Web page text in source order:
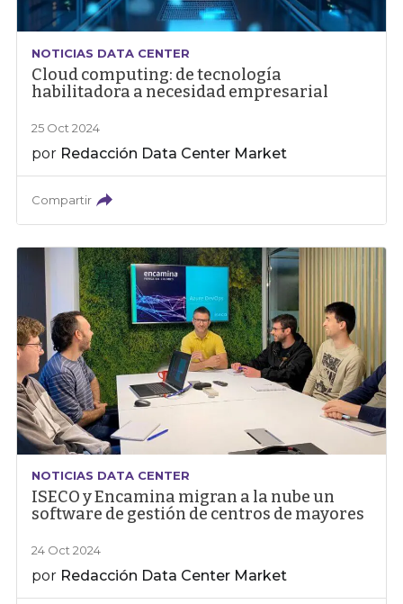
NOTICIAS DATA CENTER
Cloud computing: de tecnología
habilitadora a necesidad empresarial
25 Oct 2024
por Redacción Data Center Market
Compartir
NOTICIAS DATA CENTER
ISECO y Encamina migran a la nube un
software de gestión de centros de mayores
24 Oct 2024
por Redacción Data Center Market